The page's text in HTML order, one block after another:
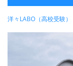
洋々LABO（高校受験）